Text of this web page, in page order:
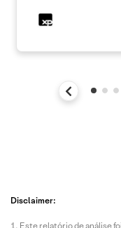
Disclaimer:
Este relatório de análise